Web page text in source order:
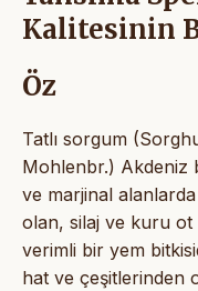
Kalitesinin
Öz
Tatlı sorgum
Mohlenbr.) Akdeniz
ve marjinal
olan, silaj ve kuru ot
verimli bir yem
hat ve çeşitlerinden